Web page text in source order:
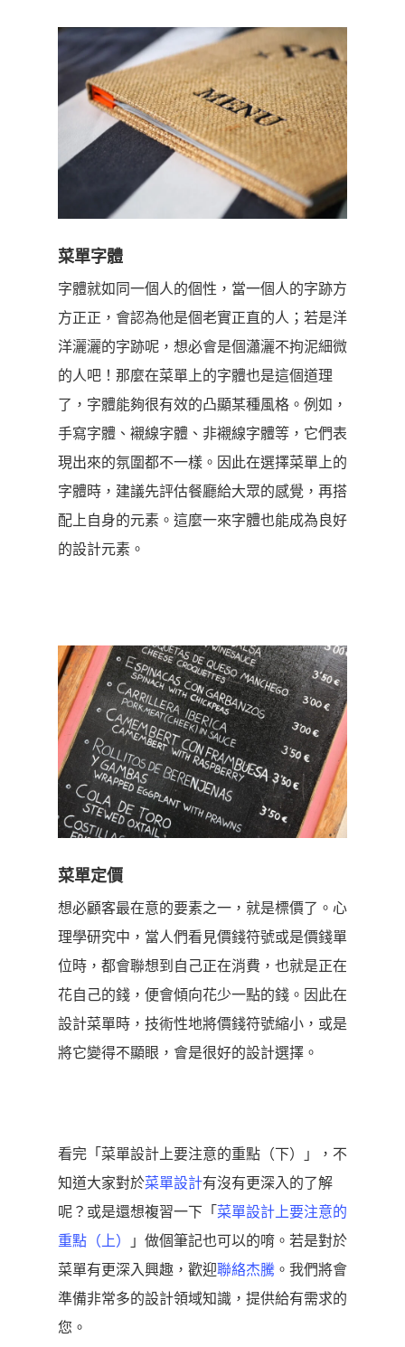
菜單字體
字體就如同一個人的個性，當一個人的字跡方
方正正，會認為他是個老實正直的人；若是洋
洋灑灑的字跡呢，想必會是個瀟灑不拘泥細微
的人吧！那麼在菜單上的字體也是這個道理
了，字體能夠很有效的凸顯某種風格。例如，
手寫字體、襯線字體、非襯線字體等，它們表
現出來的氛圍都不一樣。因此在選擇菜單上的
字體時，建議先評估餐廳給大眾的感覺，再搭
配上自身的元素。這麼一來字體也能成為良好
的設計元素。
菜單定價
想必顧客最在意的要素之一，就是標價了。心
理學研究中，當人們看見價錢符號或是價錢單
位時，都會聯想到自己正在消費，也就是正在
花自己的錢，便會傾向花少一點的錢。因此在
設計菜單時，技術性地將價錢符號縮小，或是
將它變得不顯眼，會是很好的設計選擇。
看完「菜單設計上要注意的重點（下）」，不
知道大家對於菜單設計有沒有更深入的了解
呢？或是還想複習一下「 菜單設計上要注意的
重點（上）
」做個筆記也可以的唷。若是對於
菜單有更深入興趣，歡迎聯絡杰騰 。我們將會
準備非常多的設計領域知識，提供給有需求的
您。